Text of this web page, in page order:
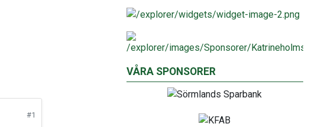
#1
VÅRA SPONSORER